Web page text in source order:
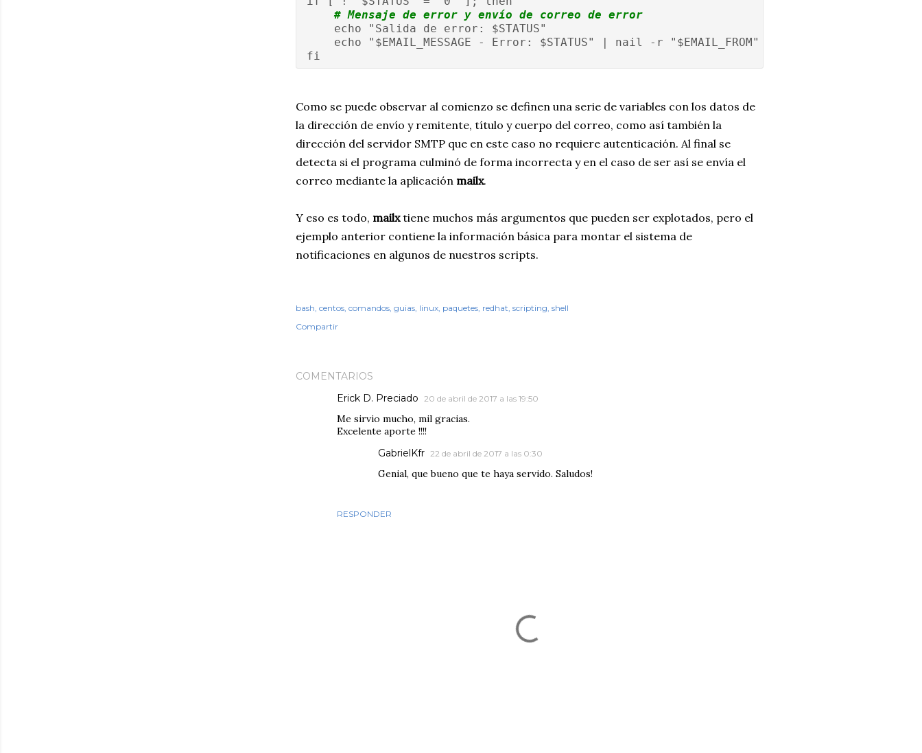
# Mensaje de error y envío de correo de error
    echo "Salida de error: $STATUS"
echo "$EMAIL_MESSAGE - Error: $STATUS" | nail -r "$EMAIL_FROM" -s "$EMAIL_SUBJECT" -
fi
Como se puede observar al comienzo se definen una serie de variables con los datos de
la dirección de envío y remitente, título y cuerpo del correo, como así también la
dirección del servidor SMTP que en este caso no requiere autenticación. Al final se
detecta si el programa culminó de forma incorrecta y en el caso de ser así se envía el
correo mediante la aplicación mailx.
Y eso es todo, mailxtiene muchos más argumentos que pueden ser explotados, pero el
ejemplo anterior contiene la información básica para montar el sistema de
notificaciones en algunos de nuestros scripts.
bash centos comandos guias linux paquetes redhat scripting shell
Compartir
COMENTARIOS
Erick D. Preciado 20 de abril de 2017 a las 19:50
Me sirvio mucho, mil gracias.
Excelente aporte !!!!
RESPONDER
GabrielKfr 22 de abril de 2017 a las 0:30
Genial, que bueno que te haya servido. Saludos!